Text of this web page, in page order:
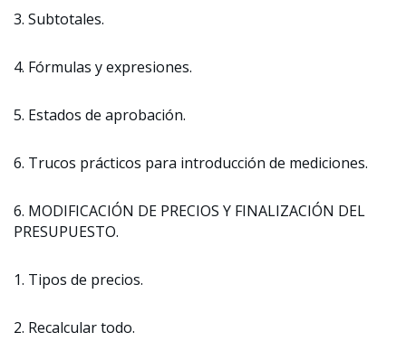
3. Subtotales.
4. Fórmulas y expresiones.
5. Estados de aprobación.
6. Trucos prácticos para introducción de mediciones.
6. MODIFICACIÓN DE PRECIOS Y FINALIZACIÓN DEL
PRESUPUESTO.
1. Tipos de precios.
2. Recalcular todo.